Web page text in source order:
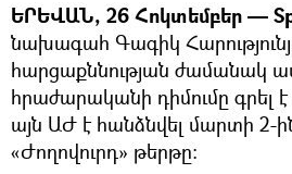
ԵՐԵՎԱՆ, 26 Հոկտեմբեր —
նախագահ Գագիկ
հարցաքննության ժամանակ
հրաժարականի դիմումը գրել
այն ԱԺ է հանձնվել մարտի 2-
«Ժողովուրդ» թերթը։